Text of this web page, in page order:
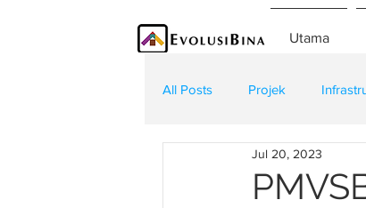
Utama
All Posts Projek
Teknologi Kontraktor
Jul 20, 2023